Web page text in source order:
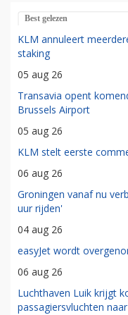
Best gelezen
KLM annuleert
staking
05 aug 26
Transavia opent
Brussels Airport
05 aug 26
KLM stelt eerste
06 aug 26
Groningen vanaf nu
uur rijden'
04 aug 26
easyJet wordt
06 aug 26
Luchthaven Luik krijgt
passagiersvluchten